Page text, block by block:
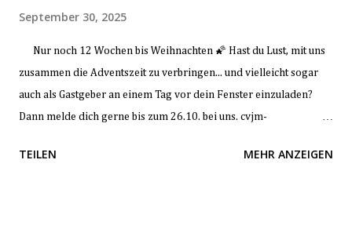
September 30, 2025
Nur noch 12 Wochen bis Weihnachten 🌠 Hast du Lust, mit uns
zusammen die Adventszeit zu verbringen... und vielleicht sogar
auch als Gastgeber an einem Tag vor dein Fenster einzuladen?
Dann melde dich gerne bis zum 26.10. bei uns. cvjm-
deinen Wunschtermin zu notieren folgen. Viel Vorfreude... "bis
TEILEN MEHR ANZEIGEN